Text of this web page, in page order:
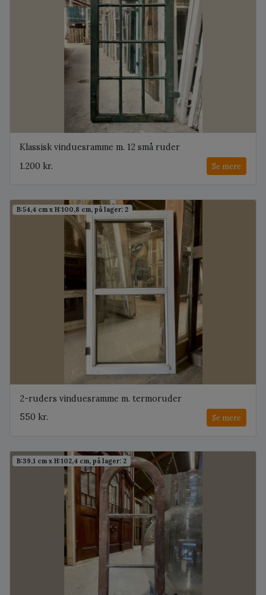
Klassisk vinduesramme m. 12 små ruder
1.200 kr.
Se mere
B:54,4 cm x H:100,8 cm, på lager: 2
2-ruders vinduesramme m. termoruder
550 kr.
Se mere
B:39,1 cm x H:102,4 cm, på lager: 2